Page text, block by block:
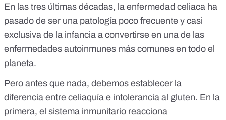
En las tres últimas décadas, la enfermedad celiaca ha
pasado de ser una patología poco frecuente y casi
exclusiva de la infancia a convertirse en una de las
enfermedades autoinmunes más comunes en todo el
planeta.
Pero antes que nada, debemos establecer la
diferencia entre celiaquía e intolerancia al gluten. En la
primera, el sistema inmunitario reacciona